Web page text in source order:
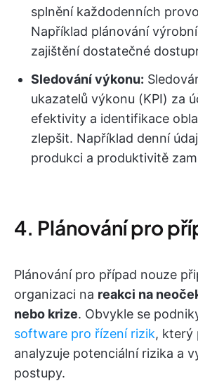
splnění každodenních
Například plánování
zajištění dostatečné
Sledování výkonu:
ukazatelů výkonu (KPI) za
efektivity a identifikace
zlepšit. Například denní
produkci a produktivitě
4. Plánování pro
Plánování pro případ nouze
organizaci na reakci na
nebo krize. Obvykle se
software pro řízení rizik, který
analyzuje potenciální rizika a
postupy.